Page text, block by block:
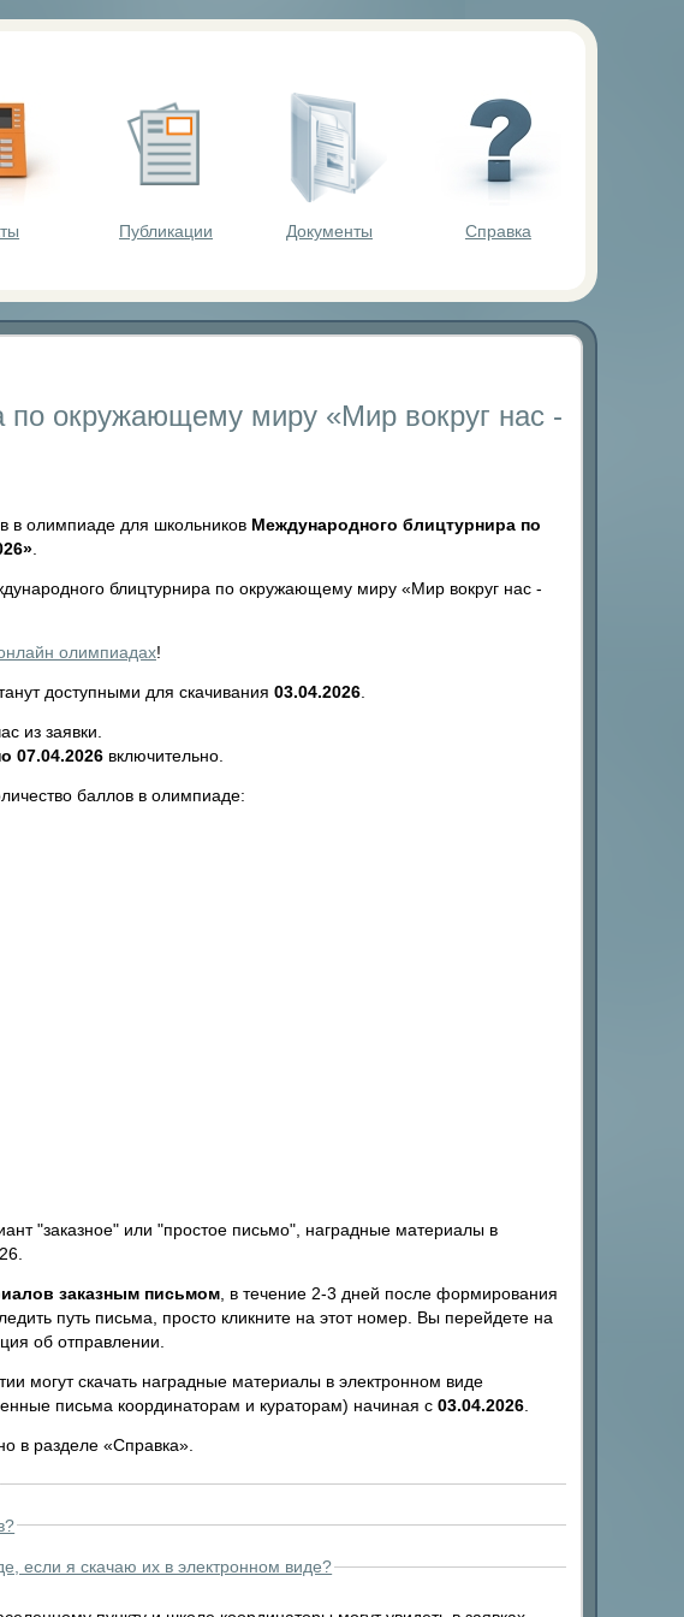
Публикации Документы Справка
по окружающему миру «Мир вокруг нас -
в олимпиаде для школьников Международного блицтурнира по
.
блицтурнира по окружающему миру «Мир вокруг нас -
олимпиадах!
доступными для скачивания 03.04.2026
из заявки.
07.04.2026 включительно.
баллов в олимпиаде:
"заказное" или "простое письмо", наградные материалы в
заказным письмом , в течение 2-3 дней после формирования
путь письма, просто кликните на этот номер. Вы перейдете на
об отправлении.
могут скачать наградные материалы в электронном виде
письма координаторам и кураторам) начиная с 03.04.2026
в разделе «Справка».
если я скачаю их в электронном виде?